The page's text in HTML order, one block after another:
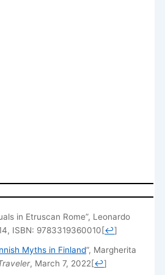
in Etruscan Rome”, Leonardo
ISBN: 9783319360010[↩]
Myths in Finland“, Margherita
, March 7, 2022[↩]